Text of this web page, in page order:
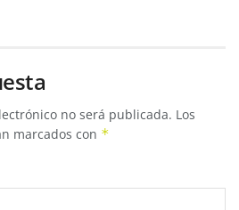
no será publicada. Los
marcados con *